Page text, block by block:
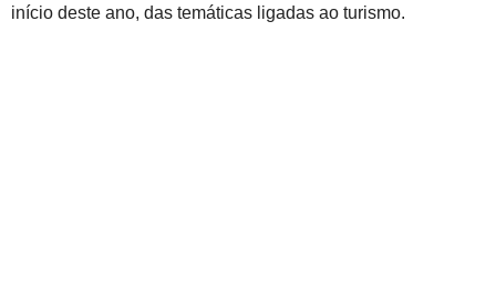
início deste ano, das temáticas ligadas ao turismo.